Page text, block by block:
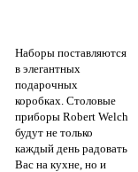
Наборы поставляются
в элегантных
подарочных
коробках. Столовые
приборы Robert Welch
будут не только
каждый день радовать
Вас на кухне, но и